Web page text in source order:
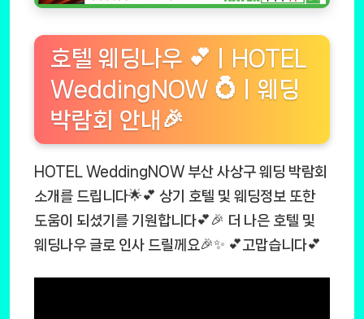
호텔 웨딩나우 💕ㅣHOTEL
WeddingNOW 💍ㅣ웨딩
박람회 안내🎉
HOTEL WeddingNOW 부산 사상구 웨딩 박람회
소개를 드립니다🌟💕 상기 호텔 및 웨딩정보 또한
도움이 되셨기를 기원합니다💕🎉 더 나은 호텔 및
웨딩나우 글로 인사 드릴께요🎉✨ 💕고맙습니다💕